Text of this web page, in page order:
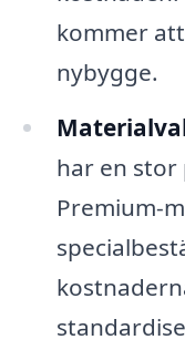
kommer
nybygge.
har en stor
Premium-